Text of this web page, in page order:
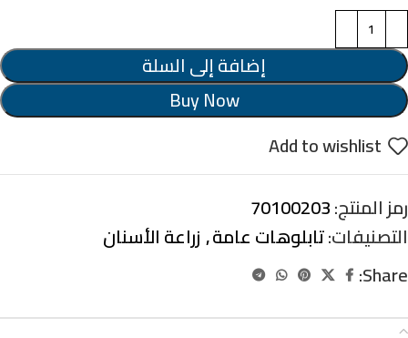
إضافة إلى السلة
Buy Now
Add to wishlist
رمز المنتج:70100203
التصنيفات:تابلوهات عامة,زراعة الأسنان
Share: